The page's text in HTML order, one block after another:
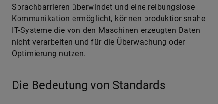
Sprachbarrieren überwindet und eine reibungslose
Kommunikation ermöglicht, können produktionsnahe
IT-Systeme die von den Maschinen erzeugten Daten
nicht verarbeiten und für die Überwachung oder
Optimierung nutzen.
Die Bedeutung von Standards